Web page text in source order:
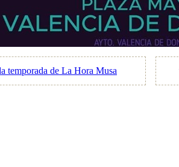
temporada de La Hora Musa